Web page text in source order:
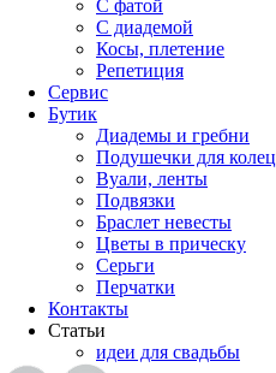
С фатой
С диадемой
Косы, плетение
Репетиция
Сервис
Бутик
Диадемы и гребни
Подушечки для колец
Вуали, ленты
Подвязки
Браслет невесты
Цветы в прическу
Серьги
Перчатки
Контакты
Статьи
идеи для свадьбы